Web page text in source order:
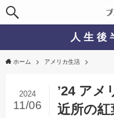
人 生 後 半
ホーム アメリカ生活
’24 アメ
近所の紅
2024
11/06